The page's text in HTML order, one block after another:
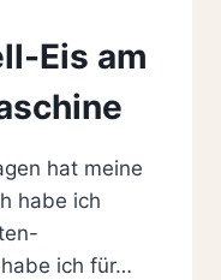
Eis am
hat meine
habe ich
ich für…